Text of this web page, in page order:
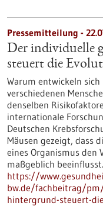
Pressemitteilung -
Der individuelle
steuert die
Warum entwickeln
verschiedenen
denselben
internationale
Deutschen
Mäusen gezeigt, dass
eines Organismus den
maßgeblich beeinflusst.
https://
bw.de/fachbeitrag/
hintergrund-steuert-